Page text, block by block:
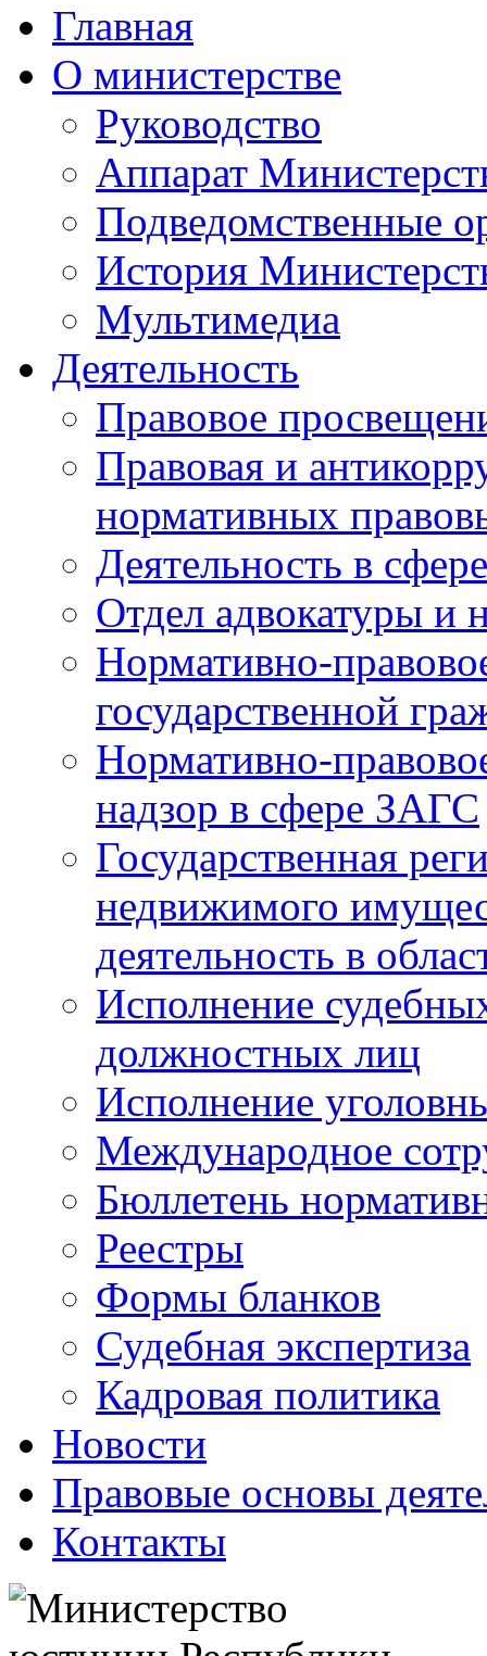
Главная
О министерстве
Руководство
Аппарат
Подведомственные
История
Мультимедиа
Деятельность
Правовое
Правовая и
нормативных
Деятельность в
Отдел адвокатуры и
Нормативно-
государственной
Нормативно-
надзор в сфере ЗАГС
Государственная
недвижимого
деятельность в
Исполнение
должностных лиц
Исполнение
Международное
Бюллетень
Реестры
Формы бланков
Судебная экспертиза
Кадровая политика
Новости
Правовые основы
Контакты